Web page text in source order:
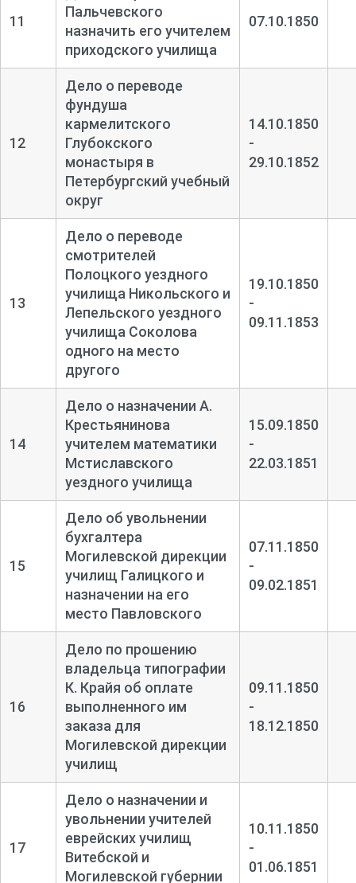
11
Пальчевского
назначить его учителем
приходского училища
07.10.1850
12
Дело о переводе
фундуша
кармелитского
Глубокского
монастыря в
Петербургский учебный
округ
14.10.1850
-
29.10.1852
13
Дело о переводе
смотрителей
Полоцкого уездного
училища Никольского и
Лепельского уездного
училища Соколова
одного на место
другого
19.10.1850
-
09.11.1853
14
Дело о назначении А.
Крестьянинова
учителем математики
Мстиславского
уездного училища
15.09.1850
-
22.03.1851
15
Дело об увольнении
бухгалтера
Могилевской дирекции
училищ Галицкого и
назначении на его
место Павловского
07.11.1850
-
09.02.1851
16
Дело по прошению
владельца типографии
К. Крайя об оплате
выполненного им
заказа для
Могилевской дирекции
училищ
09.11.1850
-
18.12.1850
17
Дело о назначении и
увольнении учителей
еврейских училищ
Витебской и
Могилевской губернии
10.11.1850
-
01.06.1851